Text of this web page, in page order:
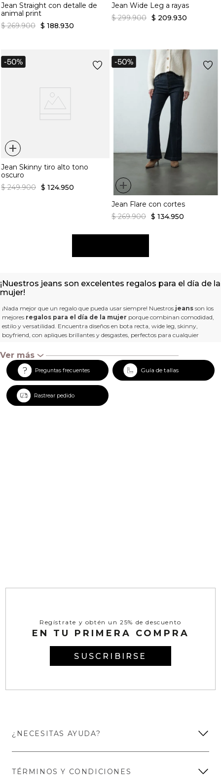
Jean Straight con detalle de
animal print
$ 269.900 $ 188.930
Jean Wide Leg a rayas
$ 299.900 $ 209.930
+
Jean Skinny tiro alto tono
oscuro
$ 249.900 $ 124.950 +
Jean Flare con cortes
$ 269.900 $ 134.950